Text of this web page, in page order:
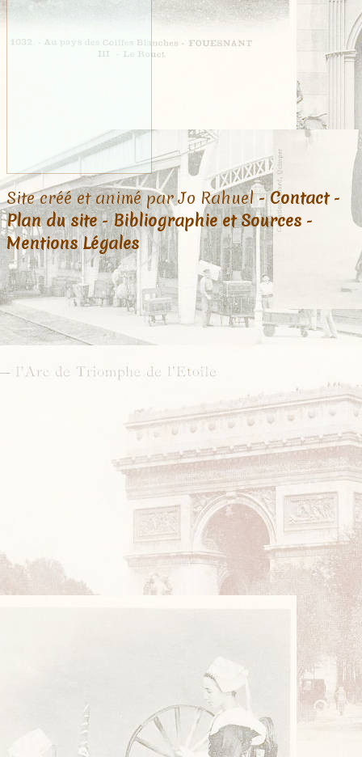
Site créé et animé par Jo Rahuel -Contact-
Plan du site-Bibliographie et Sources -
Mentions Légales